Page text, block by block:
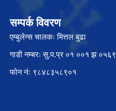
सम्पर्क विवरण
एम्बुलेन्स चालकः मित्तल बुढा
गाडी नम्बरः सु.प.प्र ०१ ००१ झ ०५६९
फोन नंः ९८४८३५८९०१